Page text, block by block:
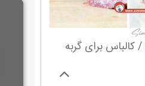
کالباس برای گربه